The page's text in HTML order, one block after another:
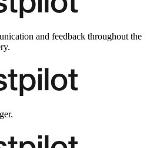
and feedback throughout the